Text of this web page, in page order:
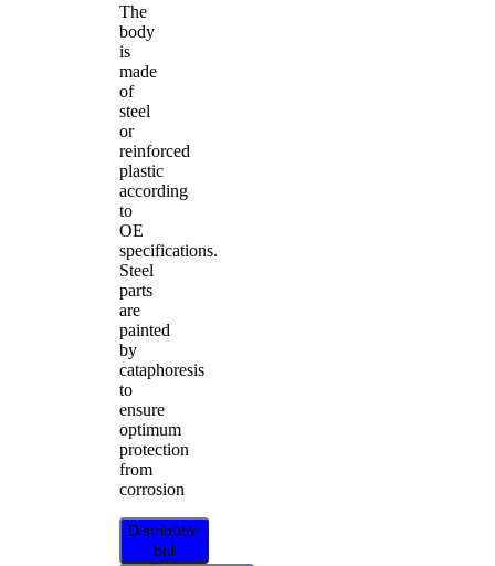
The
body
is
made
of
steel
or
reinforced
plastic
according
to
OE
specifications.
Steel
parts
are
painted
by
cataphoresis
to
ensure
optimum
protection
from
corrosion
Distribütör
bul